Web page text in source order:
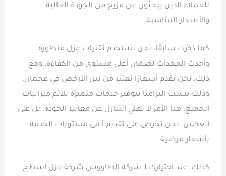
للعملاء الذين يبحثون عن مزيج من الجودة العالية
والأسعار المناسبة.
كما ذكرت سابقًا، نحن نستخدم تقنيات عزل متطورة
وأحدث المعدات لضمان أعلى مستوى من الكفاءة. ومع
ذلك، نحن نقدم أسعارًا تعتبر من بين الأرخص في عجمان،
وذلك بسبب التزامنا بتوفير خدمات متميزة تلائم ميزانيات
الجميع. هذا الأمر لا يعني التنازل عن معايير الجودة، بل على
العكس، نحن نحرص على تقديم أعلى مستويات الخدمة
بأسعار مرضية.
كذلك، عند اختيارك لـ شركة الطاووس شركة عزل اسطح